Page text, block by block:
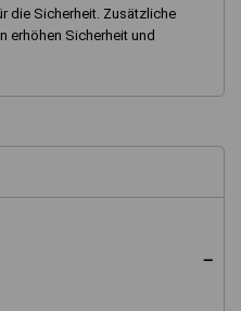
die Sicherheit. Zusätzliche
erhöhen Sicherheit und